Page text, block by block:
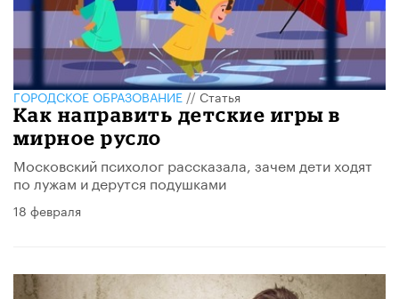
ГОРОДСКОЕ ОБРАЗОВАНИЕ//Статья
Как направить детские игры в
мирное русло
Московский психолог рассказала, зачем дети ходят
по лужам и дерутся подушками
18 февраля